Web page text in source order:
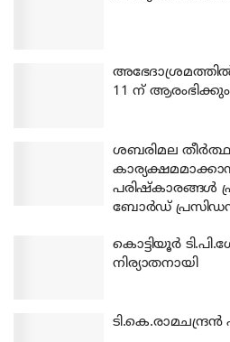
11 ന് ആരംഭിക്കും
ശബരിമല
പരിഷ്‌കാരങ്ങള്‍
ബോര്‍ഡ്
കൊട്ടിയൂര്‍
നിര്യാതനായി
ടി.കെ.രാമചന്ദ്രന്‍